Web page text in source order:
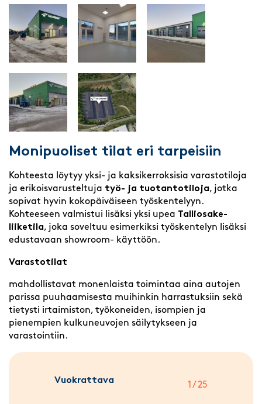
Monipuoliset tilat eri tarpeisiin
Kohteesta löytyy yksi- ja kaksikerroksisia varastotiloja
ja erikoisvarusteltuja työ- ja tuotantotiloja, jotka
sopivat hyvin kokopäiväiseen työskentelyyn.
Kohteeseen valmistui lisäksi yksi upea Talliosake-
liiketila, joka soveltuu esimerkiksi työskentelyn lisäksi
edustavaan showroom- käyttöön.
Varastotilat
mahdollistavat monenlaista toimintaa aina autojen
parissa puuhaamisesta muihinkin harrastuksiin sekä
tietysti irtaimiston, työkoneiden, isompien ja
pienempien kulkuneuvojen säilytykseen ja
varastointiin.
Vuokrattava 1 / 25